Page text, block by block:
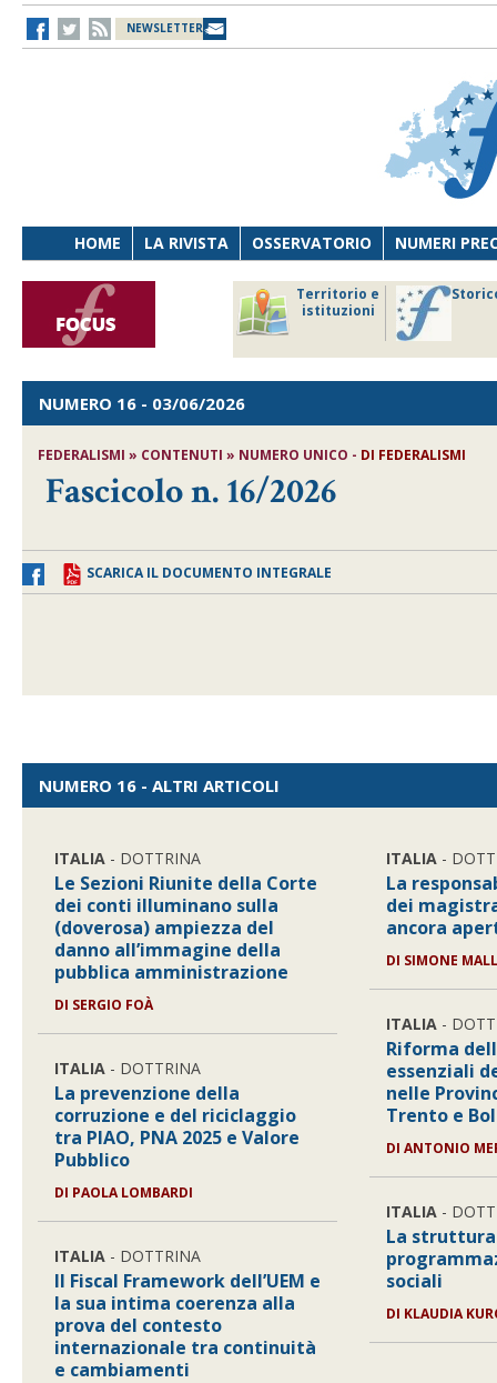
NEWSLETTER
HOME LA RIVISTA OSSERVATORIO NUMERI
Territorio e
istituzioni
NUMERO 16 - 03/06/2026
FEDERALISMI » CONTENUTI » NUMERO UNICO - DI FEDERALISMI
Fascicolo n. 16/2026
SCARICA IL DOCUMENTO INTEGRALE
NUMERO 16 - ALTRI ARTICOLI
ITALIA - DOTTRINA
Le Sezioni Riunite della Corte
dei conti illuminano sulla
(doverosa) ampiezza del
danno all’immagine della
pubblica amministrazione
DI SERGIO FOÀ
ITALIA - DOTTRINA
La prevenzione della
corruzione e del riciclaggio
tra PIAO, PNA 2025 e Valore
Pubblico
DI PAOLA LOMBARDI
ITALIA - DOTTRINA
Il Fiscal Framework dell’UEM e
la sua intima coerenza alla
prova del contesto
internazionale tra continuità
e cambiamenti
ITALIA -
La
dei
ancora
DI SIMONE
ITALIA -
Riforma
essenziali
nelle
Trento e
DIANTONIO
ITALIA -
La
sociali
DI KLAUDIA